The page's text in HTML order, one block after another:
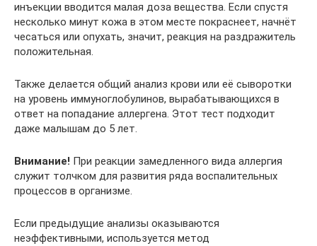
инъекции вводится малая доза вещества. Если спустя
несколько минут кожа в этом месте покраснеет, начнёт
чесаться или опухать, значит, реакция на раздражитель
положительная.
Также делается общий анализ крови или её сыворотки
на уровень иммуноглобулинов, вырабатывающихся в
ответ на попадание аллергена. Этот тест подходит
даже малышам до 5 лет.
Внимание! При реакции замедленного вида аллергия
служит толчком для развития ряда воспалительных
процессов в организме.
Если предыдущие анализы оказываются
неэффективными, используется метод